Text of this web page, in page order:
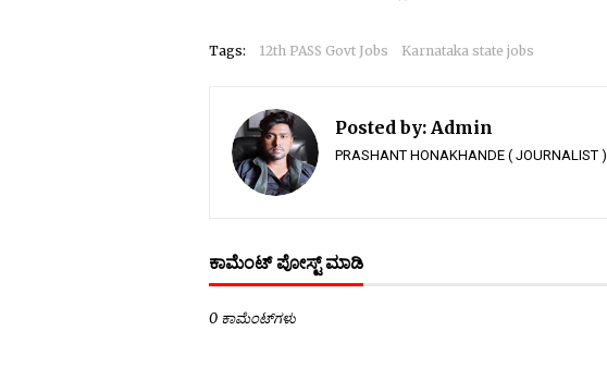
Tags: 12th PASS Govt Jobs Karnataka state jobs
Posted by: Admin
PRASHANT HONAKHANDE ( JOURNALIST )
ಕಾಮೆಂಟ್‌‌ ಪೋಸ್ಟ್‌ ಮಾಡಿ
0 ಕಾಮೆಂಟ್‌ಗಳು